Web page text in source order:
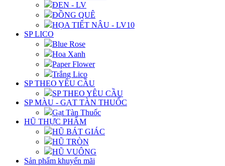
ĐEN - LV
ĐỒNG QUÊ
HỌA TIẾT NÂU - LV10
SP LICO
Blue Rose
Hoa Xanh
Paper Flower
Trắng Lico
SP THEO YÊU CẦU
SP THEO YÊU CẦU
SP MÀU - GẠT TÀN THUỐC
Gạt Tàn Thuốc
HŨ THỰC PHẨM
HŨ BÁT GIÁC
HŨ TRÒN
HŨ VUÔNG
Sản phẩm khuyến mãi